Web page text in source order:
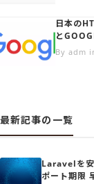
日本の
と
By adm
最新記事の一覧
Laravelを
ポート期限